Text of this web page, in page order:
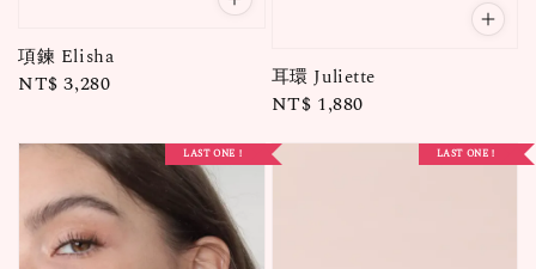
項鍊 Elisha
Regular
NT$ 3,280 耳環 Juliette
Regular
NT$ 1,880
LAST ONE！ LAST ONE！